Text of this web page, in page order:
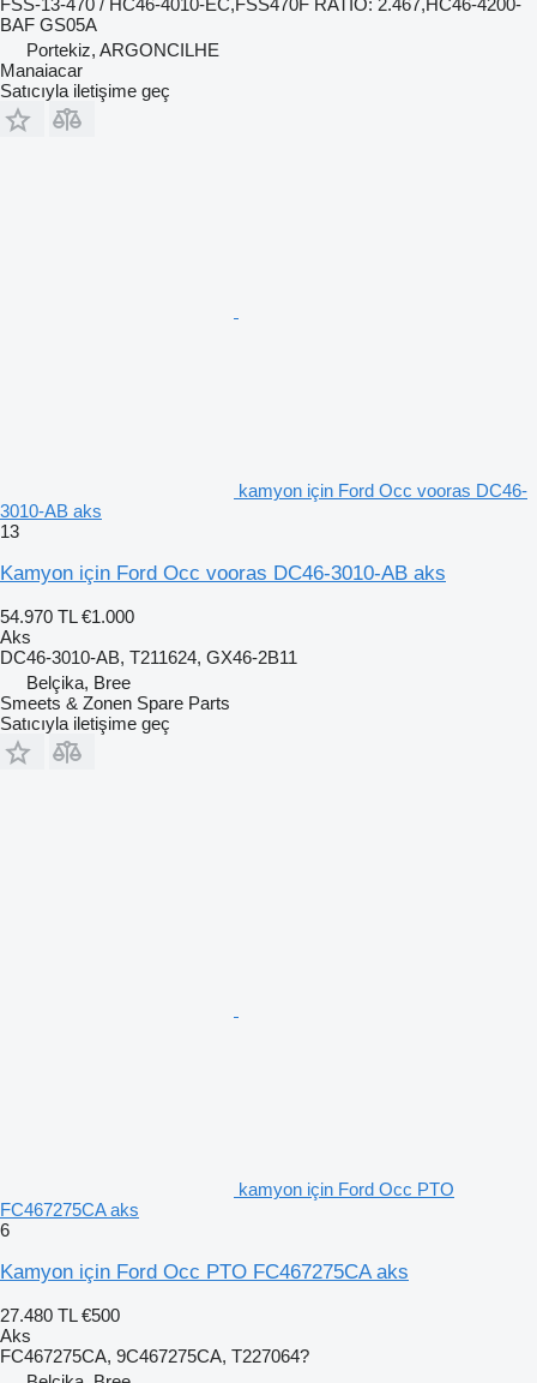
FSS-13-470 / HC46-4010-EC,FSS470F RATIO: 2.467,HC46-4200-
BAF GS05A
Portekiz, ARGONCILHE
Manaiacar
Satıcıyla iletişime geç
kamyon için Ford Occ vooras DC46-
3010-AB aks
13
Kamyon için Ford Occ vooras DC46-3010-AB aks
54.970 TL €1.000
Aks
DC46-3010-AB, T211624, GX46-2B11
Belçika, Bree
Smeets & Zonen Spare Parts
Satıcıyla iletişime geç
kamyon için Ford Occ PTO
FC467275CA aks
6
Kamyon için Ford Occ PTO FC467275CA aks
27.480 TL €500
Aks
FC467275CA, 9C467275CA, T227064?